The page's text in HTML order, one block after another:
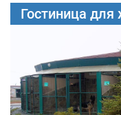
Гостиница